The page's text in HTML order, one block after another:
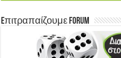
Eπιτραπαίζουμε Forum